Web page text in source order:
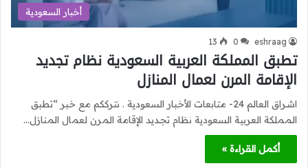
أخبار السعودية
eshraag
0
13
تطبق المملكة العربية السعودية نظام تجديد
الإقامة المرن لعمال المنازل
اشراق العالم 24- متابعات الأخبار السعودية . نترككم مع خبر “تطبق
المملكة العربية السعودية نظام تجديد الإقامة المرن لعمال المنازل…
أكمل القراءة »